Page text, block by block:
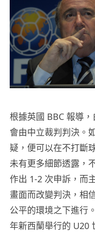
根據英國 BBC 報導
會由中立裁判判決。
疑，便可以在不打斷
未有更多細節透露，
作出 1-2 次申訴，而
畫面而改變判決，相
公平的環境之下進行
年新西蘭舉行的 U20